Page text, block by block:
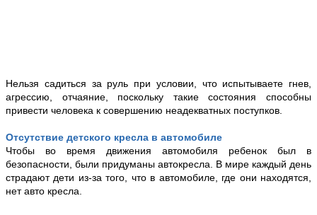
Нельзя садиться за руль при условии, что испытываете гнев,
агрессию, отчаяние, поскольку такие состояния способны
привести человека к совершению неадекватных поступков.
Отсутствие детского кресла в автомобиле
Чтобы во время движения автомобиля ребенок был в
безопасности, были придуманы автокресла. В мире каждый день
страдают дети из-за того, что в автомобиле, где они находятся,
нет авто кресла.